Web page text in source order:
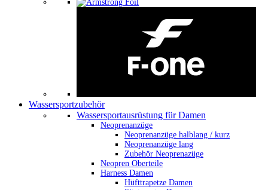
Wassersportzubehör
Wassersportausrüstung für Damen
Neoprenanzüge
Neoprenanzüge halblang / kurz
Neoprenanzüge lang
Zubehör Neoprenazüge
Neopren Oberteile
Harness Damen
Hüfttrapetze Damen